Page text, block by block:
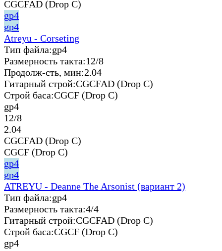
CGCFAD (Drop C)
gp4
gp4
Atreyu - Corseting
Тип файла:gp4
Размерность такта:12/8
Продолж-сть, мин:2.04
Гитарный строй:CGCFAD (Drop C)
Строй баса:CGCF (Drop C)
gp4
12/8
2.04
CGCFAD (Drop C)
CGCF (Drop C)
gp4
gp4
ATREYU - Deanne The Arsonist (вариант 2)
Тип файла:gp4
Размерность такта:4/4
Гитарный строй:CGCFAD (Drop C)
Строй баса:CGCF (Drop C)
gp4